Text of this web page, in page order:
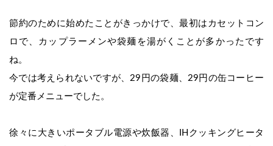
節約のために始めたことがきっかけで、最初はカセットコン
ロで、カップラーメンや袋麺を湯がくことが多かったです
ね。
今では考えられないですが、29円の袋麺、29円の缶コーヒー
が定番メニューでした。
徐々に大きいポータブル電源や炊飯器、IHクッキングヒータ